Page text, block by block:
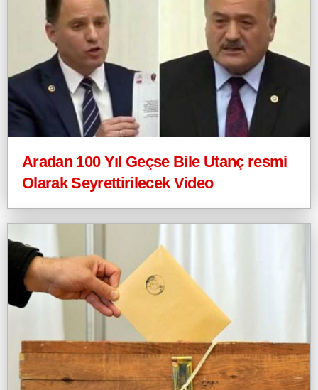
Aradan 100 Yıl Geçse Bile Utanç resmi
Olarak Seyrettirilecek Video